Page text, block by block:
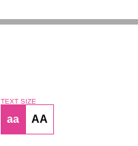
TEXT SIZE
aa AA